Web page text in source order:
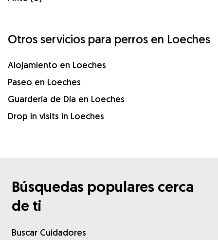
Otros servicios para perros en Loeches
Alojamiento en Loeches
Paseo en Loeches
Guardería de Día en Loeches
Drop in visits in Loeches
Búsquedas populares cerca
de ti
Buscar Cuidadores